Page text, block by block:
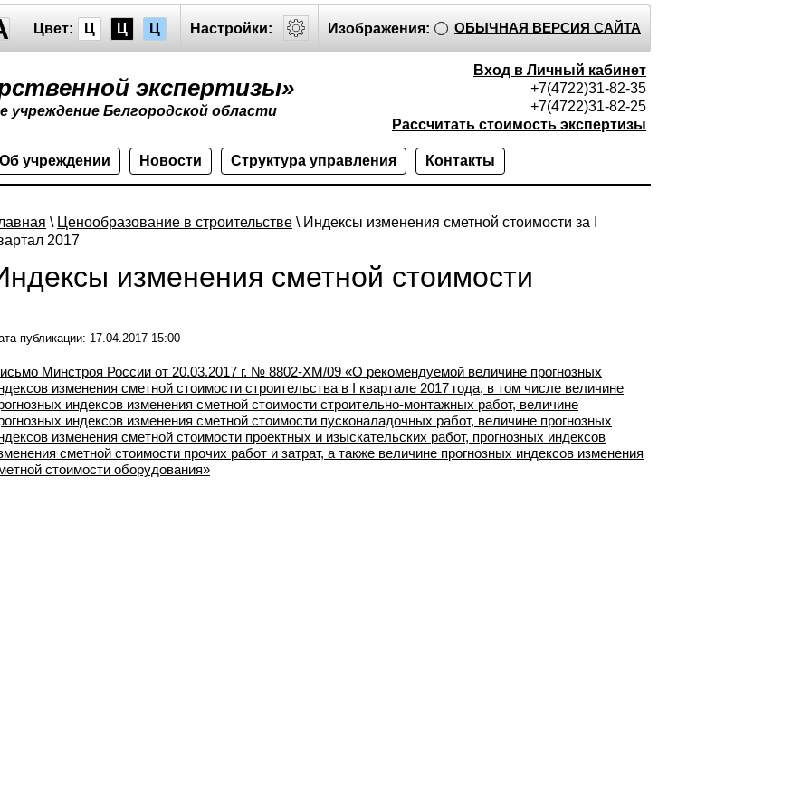
Цвет: Ц Ц Ц Настройки: Изображения: ОБЫЧНАЯ ВЕРСИЯ САЙТА
экспертизы»
учреждение Белгородской области
Вход в Личный кабинет
+7(4722)31-82-35
+7(4722)31-82-25
Рассчитать стоимость экспертизы
Об учреждении Новости Структура управления Контакты
\ Ценообразование в строительстве \ Индексы изменения сметной стоимости за I
2017
изменения сметной стоимости
публикации: 17.04.2017 15:00
Минстроя России от 20.03.2017 г. № 8802-ХМ/09 «О рекомендуемой величине прогнозных
изменения сметной стоимости строительства в I квартале 2017 года, в том числе величине
индексов изменения сметной стоимости строительно-монтажных работ, величине
индексов изменения сметной стоимости пусконаладочных работ, величине прогнозных
изменения сметной стоимости проектных и изыскательских работ, прогнозных индексов
сметной стоимости прочих работ и затрат, а также величине прогнозных индексов изменения
стоимости оборудования»